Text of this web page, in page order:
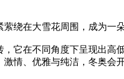
在大雪花周围，成为一朵
在不同角度下呈现出高
情、优雅与纯洁，冬奥会